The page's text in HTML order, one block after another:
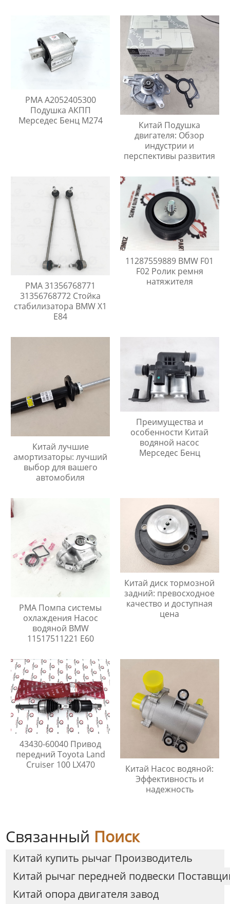
PMA A2052405300
Подушка АКПП
Мерседес Бенц M274
Китай Подушка
двигателя: Обзор
индустрии и
перспективы развития
PMA 31356768771
31356768772 Стойка
стабилизатора BMW X1
E84
11287559889 BMW F01
F02 Ролик ремня
натяжителя
Китай лучшие
амортизаторы: лучший
выбор для вашего
автомобиля
Преимущества и
особенности Китай
водяной насос
Мерседес Бенц
PMA Помпа системы
охлаждения Насос
водяной BMW
11517511221 E60
Китай диск тормозной
задний: превосходное
качество и доступная
цена
43430-60040 Привод
передний Toyota Land
Cruiser 100 LX470
Китай Насос водяной:
Эффективность и
надежность
Связанный Поиск
Китай купить рычаг Производитель
Китай рычаг передней подвески
Китай опора двигателя завод